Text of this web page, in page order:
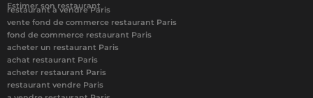
Estimer son restaurant
restaurant à vendre Paris
vente fond de commerce restaurant Paris
fond de commerce restaurant Paris
acheter un restaurant Paris
achat restaurant Paris
acheter restaurant Paris
restaurant vendre Paris